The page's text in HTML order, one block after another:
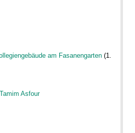
am Fasanengarten(1.
Asfour